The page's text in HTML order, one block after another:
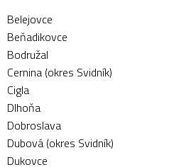
Belejovce
Beňadikovce
Bodružal
Cernina (okres Svidník)
Cigla
Dlhoňa
Dobroslava
Dubová (okres Svidník)
Dukovce